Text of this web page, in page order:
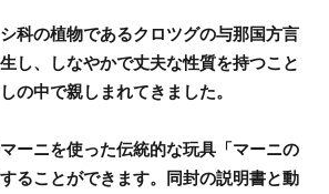
科の植物であるクロツグの与那国方言
し、しなやかで丈夫な性質を持つこと
の中で親しまれてきました。
ーニを使った伝統的な玩具「マーニの
ることができます。同封の説明書と動